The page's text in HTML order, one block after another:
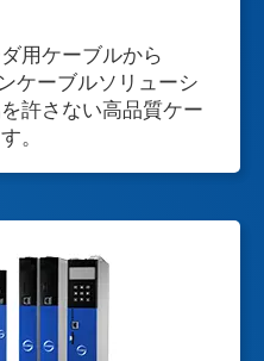
用ケーブルから
ンケーブルソリューシ
許さない高品質ケー
。